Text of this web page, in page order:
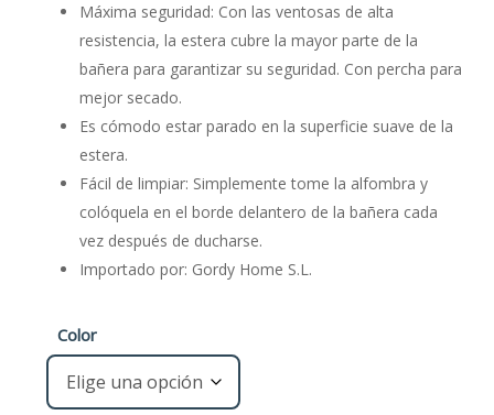
Máxima seguridad: Con las ventosas de alta
resistencia, la estera cubre la mayor parte de la
bañera para garantizar su seguridad. Con percha para
mejor secado.
Es cómodo estar parado en la superficie suave de la
estera.
Fácil de limpiar: Simplemente tome la alfombra y
colóquela en el borde delantero de la bañera cada
vez después de ducharse.
Importado por: Gordy Home S.L.
Color